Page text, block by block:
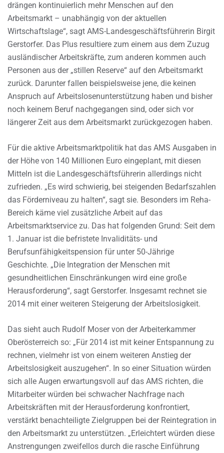
drängen kontinuierlich mehr Menschen auf den
Arbeitsmarkt – unabhängig von der aktuellen
Wirtschaftslage“, sagt AMS-Landesgeschäftsführerin Birgit
Gerstorfer. Das Plus resultiere zum einem aus dem Zuzug
ausländischer Arbeitskräfte, zum anderen kommen auch
Personen aus der „stillen Reserve“ auf den Arbeitsmarkt
zurück. Darunter fallen beispielsweise jene, die keinen
Anspruch auf Arbeitslosenunterstützung haben und bisher
noch keinem Beruf nachgegangen sind, oder sich vor
längerer Zeit aus dem Arbeitsmarkt zurückgezogen haben.
Für die aktive Arbeitsmarktpolitik hat das AMS Ausgaben in
der Höhe von 140 Millionen Euro eingeplant, mit diesen
Mitteln ist die Landesgeschäftsführerin allerdings nicht
zufrieden. „Es wird schwierig, bei steigenden Bedarfszahlen
das Förderniveau zu halten“, sagt sie. Besonders im Reha-
Bereich käme viel zusätzliche Arbeit auf das
Arbeitsmarktservice zu. Das hat folgenden Grund: Seit dem
1. Januar ist die befristete Invaliditäts- und
Berufsunfähigkeitspension für unter 50-Jährige
Geschichte. „Die Integration der Menschen mit
gesundheitlichen Einschränkungen wird eine große
Herausforderung“, sagt Gerstorfer. Insgesamt rechnet sie
2014 mit einer weiteren Steigerung der Arbeitslosigkeit.
Das sieht auch Rudolf Moser von der Arbeiterkammer
Oberösterreich so: „Für 2014 ist mit keiner Entspannung zu
rechnen, vielmehr ist von einem weiteren Anstieg der
Arbeitslosigkeit auszugehen“. In so einer Situation würden
sich alle Augen erwartungsvoll auf das AMS richten, die
Mitarbeiter würden bei schwacher Nachfrage nach
Arbeitskräften mit der Herausforderung konfrontiert,
verstärkt benachteiligte Zielgruppen bei der Reintegration in
den Arbeitsmarkt zu unterstützen. „Erleichtert würden diese
Anstrengungen zweifellos durch die rasche Einführung